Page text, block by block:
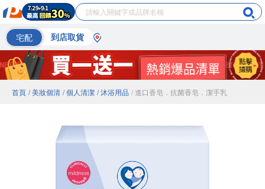
宅配 到店取貨
首頁 / 美妝個清 / 個人清潔 / 沐浴用品 / 進口香皂．抗菌香皂．潔手乳